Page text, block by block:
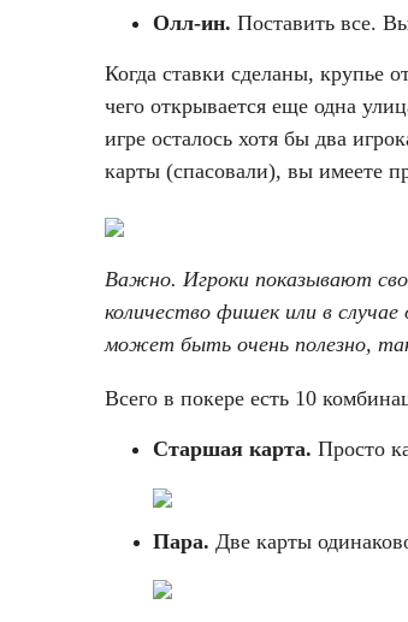
Олл-ин. Поставить все.
Когда ставки сделаны, крупье
чего открывается еще одна
игре осталось хотя бы два
карты (спасовали), вы имеете
Важно. Игроки показывают
количество фишек или в
может быть очень полезно,
Всего в покере есть 10
Старшая карта. Просто
Пара. Две карты